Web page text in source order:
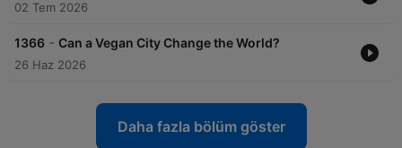
02 Tem 2026
1366 - Can a Vegan City Change the World?
26 Haz 2026
Daha fazla bölüm göster